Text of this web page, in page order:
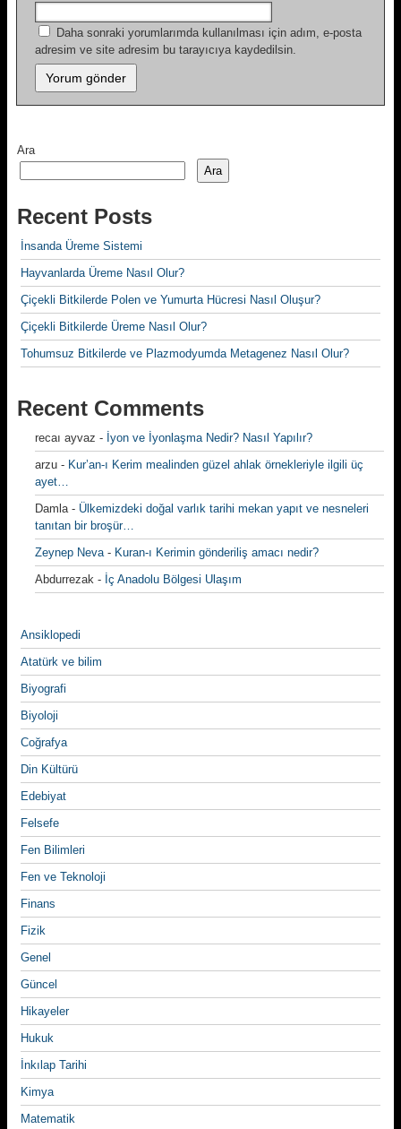
Daha sonraki yorumlarımda kullanılması için adım, e-posta
adresim ve site adresim bu tarayıcıya kaydedilsin.
Ara
Ara
Recent Posts
İnsanda Üreme Sistemi
Hayvanlarda Üreme Nasıl Olur?
Çiçekli Bitkilerde Polen ve Yumurta Hücresi Nasıl Oluşur?
Çiçekli Bitkilerde Üreme Nasıl Olur?
Tohumsuz Bitkilerde ve Plazmodyumda Metagenez Nasıl Olur?
Recent Comments
recaı ayvaz - İyon ve İyonlaşma Nedir? Nasıl Yapılır?
arzu - Kur’an-ı Kerim mealinden güzel ahlak örnekleriyle ilgili üç
ayet…
Damla- Ülkemizdeki doğal varlık tarihi mekan yapıt ve nesneleri
tanıtan bir broşür…
Zeynep Neva- Kuran-ı Kerimin gönderiliş amacı nedir?
Abdurrezak - İç Anadolu Bölgesi Ulaşım
Ansiklopedi
Atatürk ve bilim
Biyografi
Biyoloji
Coğrafya
Din Kültürü
Edebiyat
Felsefe
Fen Bilimleri
Fen ve Teknoloji
Finans
Fizik
Genel
Güncel
Hikayeler
Hukuk
İnkılap Tarihi
Kimya
Matematik